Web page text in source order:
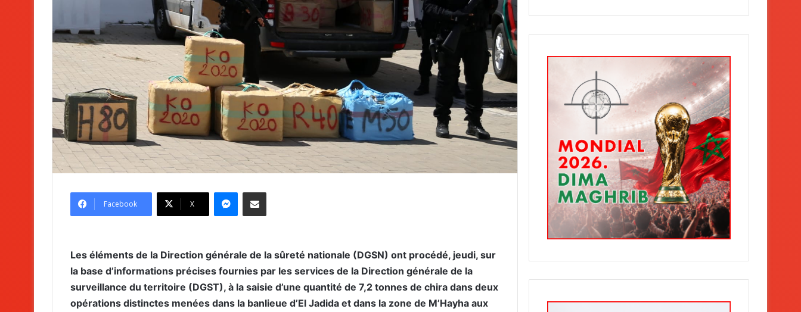
Facebook X
Les éléments de la Direction générale de la sûreté nationale (DGSN) ont procédé, jeudi, sur
la base d’informations précises fournies par les services de la Direction générale de la
surveillance du territoire (DGST), à la saisie d’une quantité de 7,2 tonnes de chira dans deux
opérations distinctes menées dans la banlieue d’El Jadida et dans la zone de M’Hayha aux